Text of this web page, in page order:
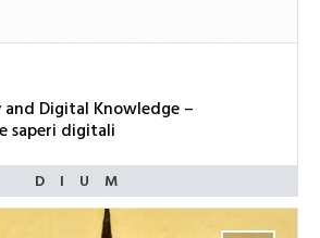
and Digital Knowledge –
saperi digitali